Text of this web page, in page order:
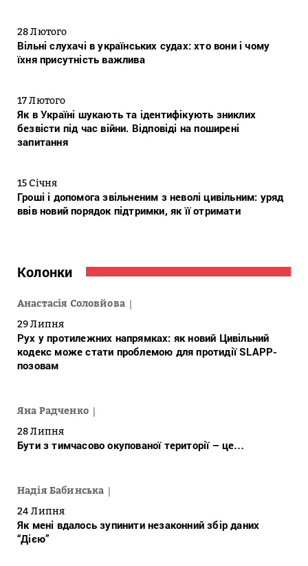
28 Лютого
Вільні слухачі в українських судах: хто вони і чому
їхня присутність важлива
17 Лютого
Як в Україні шукають та ідентифікують зниклих
безвісти під час війни. Відповіді на поширені
запитання
15 Січня
Гроші і допомога звільненим з неволі цивільним: уряд
ввів новий порядок підтримки, як її отримати
Колонки
Анастасія Соловйова
29 Липня
Рух у протилежних напрямках: як новий Цивільний
кодекс може стати проблемою для протидії SLAPP-
позовам
Яна Радченко
28 Липня
Бути з тимчасово окупованої території – це…
Надія Бабинська
24 Липня
Як мені вдалось зупинити незаконний збір даних
“Дією”